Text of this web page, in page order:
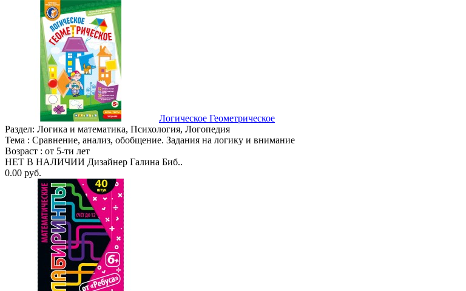
Логическое Геометрическое
Раздел: Логика и математика, Психология, Логопедия
Тема : Сравнение, анализ, обобщение. Задания на логику и внимание
Возраст : от 5-ти лет
НЕТ В НАЛИЧИИ Дизайнер Галина Биб..
0.00 руб.